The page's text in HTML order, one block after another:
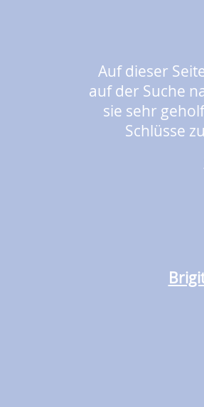
Auf dieser
auf der Suche
sie sehr
Schlüsse